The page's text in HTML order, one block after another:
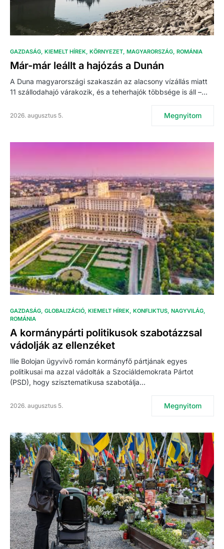
GAZDASÁG KIEMELT HÍREK KÖRNYEZET MAGYARORSZÁG ROMÁNIA
Már-már leállt a hajózás a Dunán
A Duna magyarországi szakaszán az alacsony vízállás miatt
11 szállodahajó várakozik, és a teherhajók többsége is áll –…
2026. augusztus 5. Megnyitom
GAZDASÁG GLOBALIZÁCIÓ KIEMELT HÍREK KONFLIKTUS NAGYVILÁG
ROMÁNIA
A kormánypárti politikusok szabotázzsal
vádolják az ellenzéket
Ilie Bolojan ügyvivő román kormányfő pártjának egyes
politikusai ma azzal vádolták a Szociáldemokrata Pártot
(PSD), hogy szisztematikusa szabotálja…
2026. augusztus 5. Megnyitom